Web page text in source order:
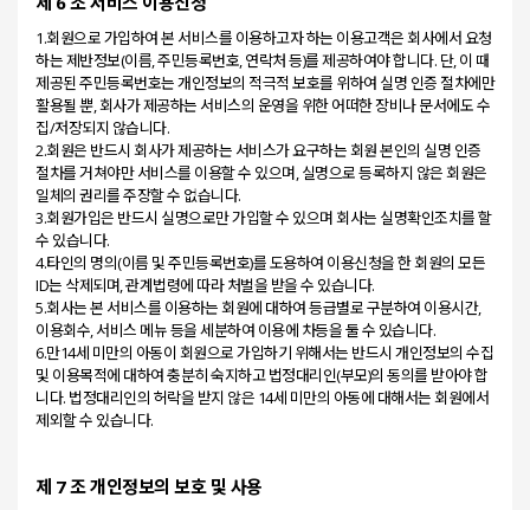
1.회원으로 가입하여 본 서비스를 이용하고자 하는 이용고객은 회사에서 요청
하는 제반정보(이름, 주민등록번호, 연락처 등)를 제공하여야 합니다. 단, 이 때
제공된 주민등록번호는 개인정보의 적극적 보호를 위하여 실명 인증 절차에만
활용될 뿐, 회사가 제공하는 서비스의 운영을 위한 어떠한 장비나 문서에도 수
집/저장되지 않습니다.
2.회원은 반드시 회사가 제공하는 서비스가 요구하는 회원 본인의 실명 인증
절차를 거쳐야만 서비스를 이용할 수 있으며, 실명으로 등록하지 않은 회원은
일체의 권리를 주장할 수 없습니다.
3.회원가입은 반드시 실명으로만 가입할 수 있으며 회사는 실명확인조치를 할
수 있습니다.
4.타인의 명의(이름 및 주민등록번호)를 도용하여 이용신청을 한 회원의 모든
ID는 삭제되며, 관계법령에 따라 처벌을 받을 수 있습니다.
5.회사는 본 서비스를 이용하는 회원에 대하여 등급별로 구분하여 이용시간,
이용회수, 서비스 메뉴 등을 세분하여 이용에 차등을 둘 수 있습니다.
6.만14세 미만의 아동이 회원으로 가입하기 위해서는 반드시 개인정보의 수집
및 이용목적에 대하여 충분히 숙지하고 법정대리인(부모)의 동의를 받아야 합
니다. 법정대리인의 허락을 받지 않은 14세 미만의 아동에 대해서는 회원에서
제 7 조 개인정보의 보호 및 사용